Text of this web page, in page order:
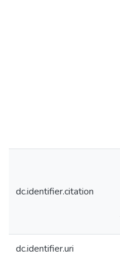
dc.identifier.citation
dc.identifier.uri